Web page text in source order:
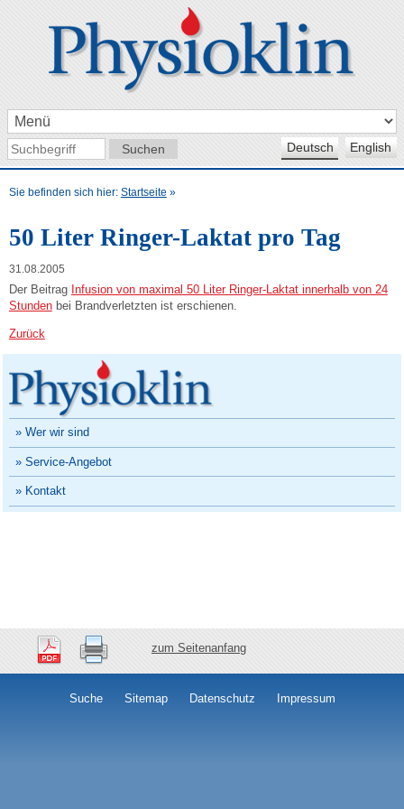
Deutsch English
Sie befinden sich hier: Startseite »
50 Liter Ringer-Laktat pro Tag
31.08.2005
Der Beitrag Infusion von maximal 50 Liter Ringer-Laktat innerhalb von 24
Stundenbei Brandverletzten ist erschienen.
Zurück
» Wer wir sind
» Service-Angebot
» Kontakt
zum Seitenanfang
Suche Sitemap Datenschutz Impressum